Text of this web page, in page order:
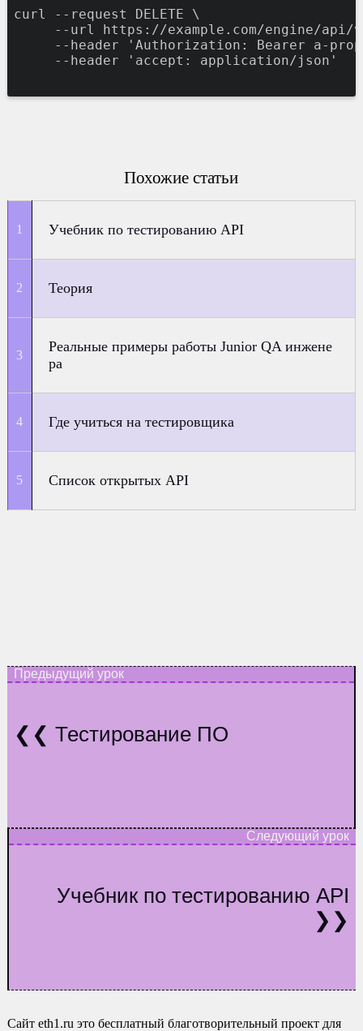
curl --request DELETE \
--url https://example.com/engine/api/
     --header
' Authorization: Bearer a-
     --header
' accept: application/json '
Похожие статьи
Учебник по тестированию API
Теория
Реальные примеры работы Junior QA инжене
ра
Где учиться на тестировщика
Список открытых API
Тестирование ПО
Учебник по тестированию API
Сайт eth1.ru это бесплатный благотворительный проект для